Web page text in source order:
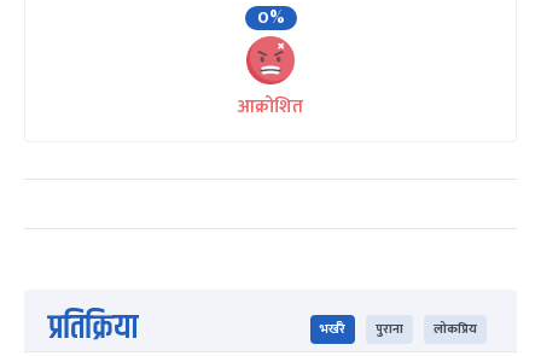
0%
आक्रोशित
प्रतिक्रिया भर्खरै पुराना लोकप्रिय